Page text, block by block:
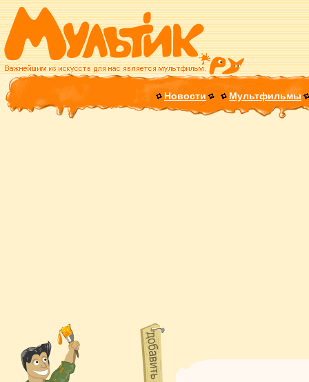
Новости Мультфильмы